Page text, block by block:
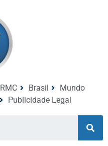
RMC Brasil
Mundo
Publicidade Legal